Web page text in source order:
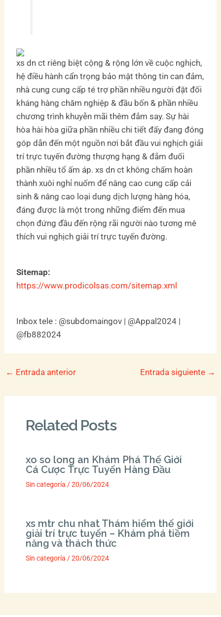
xs dn ct riêng biệt cộng & rộng lớn về cuộc nghịch,
hệ điều hành cẩn trọng bảo mật thông tin can đảm,
nhà cung cung cấp té trợ phần nhiều người đặt đối
kháng hàng chăm nghiệp & đầu bốn & phần nhiều
chương trình khuyễn mãi thêm đắm say. Sự hài
hòa hài hòa giữa phần nhiều chi tiết đấy đang đóng
góp dẫn đến một nguồn nơi bắt đầu vui nghịch giải
trí trực tuyến đường thượng hạng & đắm đuối
phần nhiều tổ ấm áp. xs dn ct không chấm hoàn
thành xuôi nghỉ nuốm để nâng cao cung cấp cải
sinh & nâng cao loại dung dịch lượng hàng hóa,
đáng được là một trong những điểm đến mua
chọn đứng đầu đến rộng rãi người nào tương mê
thích vui nghịch giải trí trực tuyến đường.
Sitemap:
https://www.prodicolsas.com/sitemap.xml
Inbox tele : @subdomaingov | @Appal2024 |
@fb882024
← Entrada anterior Entrada siguiente →
Related Posts
xo so long an Khám Phá Thế Giới
Cá Cược Trực Tuyến Hàng Đầu
Sin categoría /20/06/2024
xs mtr chu nhat Thám hiểm thế giới
giải trí trực tuyến – Khám phá tiềm
năng và thách thức
Sin categoría /20/06/2024